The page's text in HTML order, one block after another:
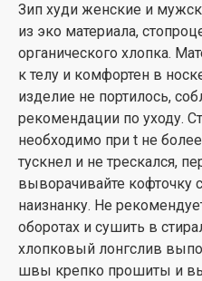
Зип худи женские и
из эко материала,
органического хлопка.
к телу и комфортен в
изделие не портилось,
рекомендации по уходу.
необходимо при t не
тускнел и не трескался,
выворачивайте
наизнанку. Не
оборотах и сушить в
хлопковый лонгслив
швы крепко прошиты и